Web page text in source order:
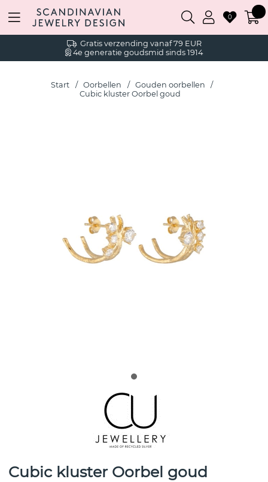
Gratis verzending vanaf 79 EUR
4e generatie goudsmid sinds 1914
0
Start Oorbellen
Gouden oorbellen
Cubic kluster Oorbel goud
Cubic kluster Oorbel goud